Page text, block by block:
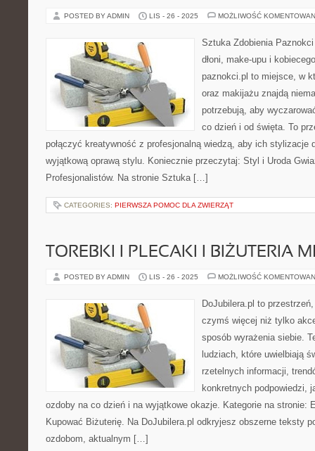
POSTED BY ADMIN LIS - 26 - 2025 MOŻLIWOŚĆ
Sztuka Zdobienia
dłoni, make-upu i
paznokci.pl to miejsce, w
oraz makijażu znajdą
potrzebują, aby
co dzień i od święta. To
połączyć kreatywność z profesjonalną wiedzą, aby ich stylizacje
wyjątkową oprawą stylu. Koniecznie przeczytaj: Styl i Uroda
Profesjonalistów. Na stronie Sztuka […]
CATEGORIES: PIERWSZA POMOC DLA ZWIERZĄT
TOREBKI I PLECAKI I BIŻUTERIA
POSTED BY ADMIN LIS - 26 - 2025 MOŻLIWOŚĆ
DoJubilera.pl to
czymś więcej niż tylko
sposób wyrażenia siebie.
ludziach, które uwielbiają
rzetelnych informacji,
konkretnych podpowiedzi,
ozdoby na co dzień i na wyjątkowe okazje. Kategorie na stronie:
Kupować Biżuterię. Na DoJubilera.pl odkryjesz obszerne teksty
ozdobom, aktualnym […]